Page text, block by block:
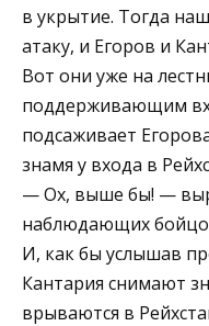
в укрытие. Тогда
атаку, и Егоров и
Вот они уже на
поддерживающим
подсаживает
знамя у входа в
— Ох, выше бы! —
наблюдающих
И, как бы услышав
Кантария снимают
врываются в